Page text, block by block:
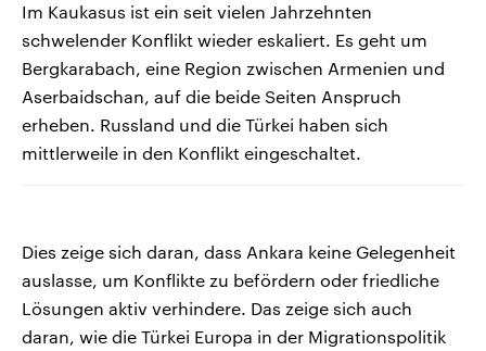
Im Kaukasus ist ein seit vielen Jahrzehnten
schwelender Konflikt wieder eskaliert. Es geht um
Bergkarabach, eine Region zwischen Armenien und
Aserbaidschan, auf die beide Seiten Anspruch
erheben. Russland und die Türkei haben sich
mittlerweile in den Konflikt eingeschaltet.
Dies zeige sich daran, dass Ankara keine Gelegenheit
auslasse, um Konflikte zu befördern oder friedliche
Lösungen aktiv verhindere. Das zeige sich auch
daran, wie die Türkei Europa in der Migrationspolitik